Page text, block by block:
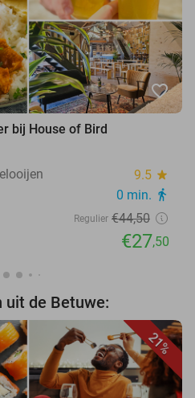
favorite_border
bij House of Bird
9.5 star
0 min. directions_walk
Regulier €44,50
€27,50
uit de Betuwe:
21%